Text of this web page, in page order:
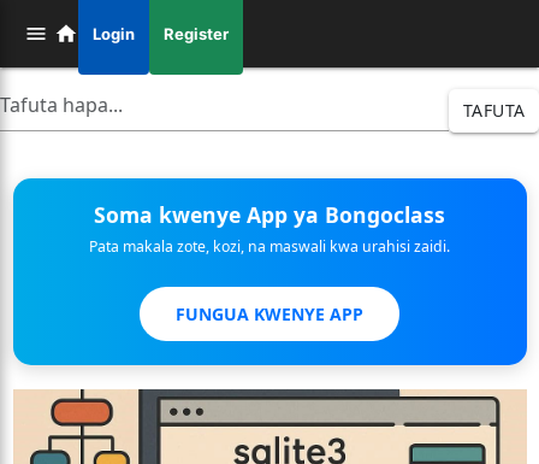
Login Register
TAFUTA
Soma kwenye App ya Bongoclass
Pata makala zote, kozi, na maswali kwa urahisi zaidi.
FUNGUA KWENYE APP